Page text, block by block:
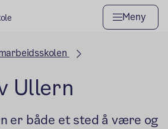
Meny
Ullern
er både et sted å være og